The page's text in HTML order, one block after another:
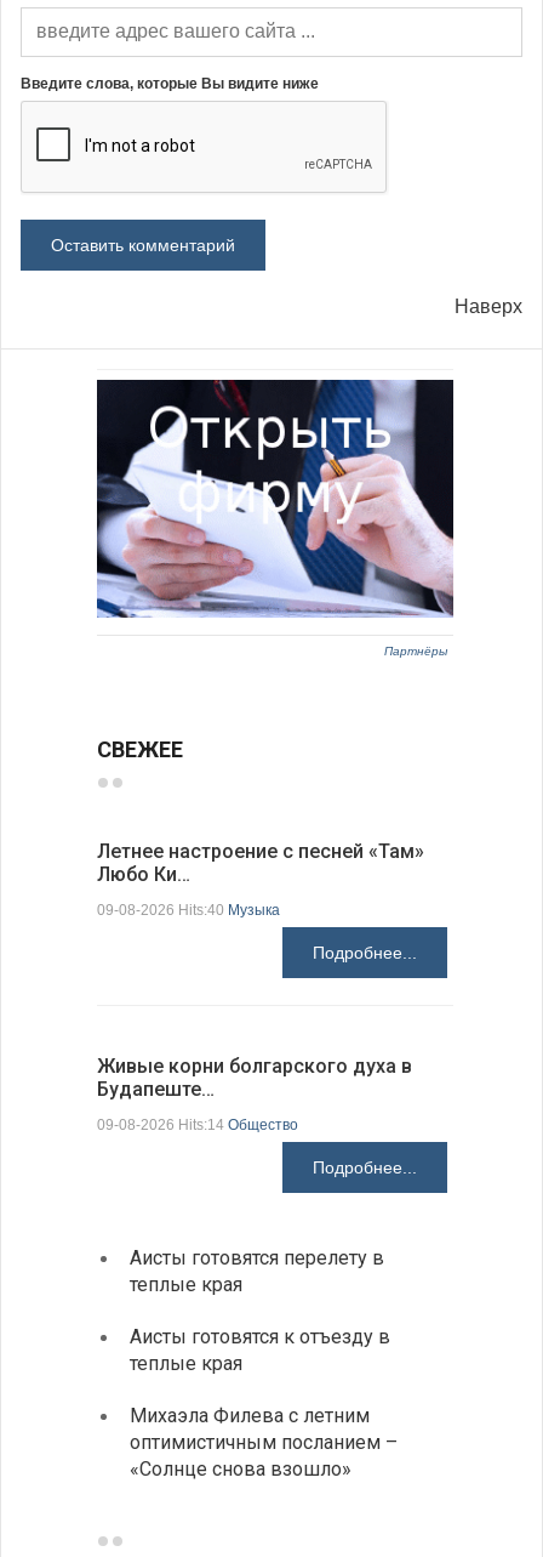
Введите слова, которые Вы видите ниже
Наверх
Партнёры
СВЕЖЕЕ
Летнее настроение с песней «Там»
Любо Ки…
09-08-2026 Hits:40 Музыка
Подробнее...
Живые корни болгарского духа в
Будапеште…
09-08-2026 Hits:14 Общество
Подробнее...
Аисты готовятся перелету в
теплые края
Аисты готовятся к отъезду в
теплые края
Михаэла Филева с летним
оптимистичным посланием –
«Солнце снова взошло»